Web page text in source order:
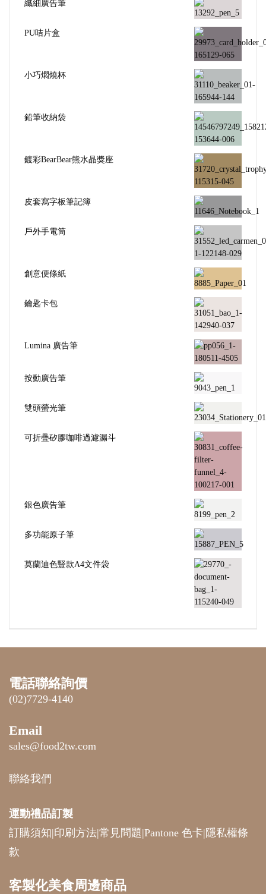
纖細廣告筆
PU咭片盒
小巧燜燒杯
鉛筆收納袋
鍍彩BearBear熊水晶獎座
皮套寫字板筆記簿
戶外手電筒
創意便條紙
鑰匙卡包
Lumina 廣告筆
按動廣告筆
雙頭螢光筆
可折疊矽膠咖啡過濾漏斗
銀色廣告筆
多功能原子筆
莫蘭迪色豎款A4文件袋
電話聯絡詢價
(02)7729-4140
Email
sales@food2tw.com
聯絡我們
運動禮品訂製
訂購須知|印刷方法|常見問題|Pantone 色卡| 隱私權條
款
客製化美食周邊商品